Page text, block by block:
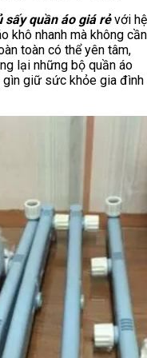
sấy quần áo giá rẻvới hệ
khô nhanh mà không cần
toàn có thể yên tâm,
lại những bộ quần áo
gìn giữ sức khỏe gia đình